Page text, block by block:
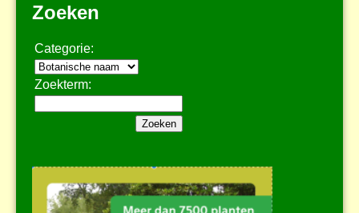
Zoeken
Categorie:
Zoekterm: